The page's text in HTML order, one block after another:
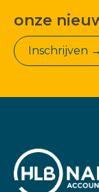
onze
Inschrijven →